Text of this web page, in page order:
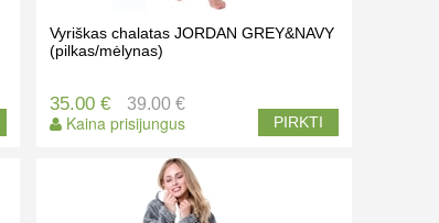
Vyriškas chalatas JORDAN GREY&NAVY
(pilkas/mėlynas)
35.00 €
Kaina prisijungus
39.00 €
PIRKTI